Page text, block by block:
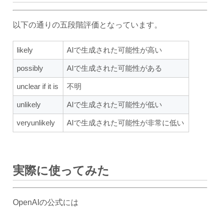
以下の通りの五段階評価となっています。
likely AIで生成された可能性が高い
possibly AIで生成された可能性がある
unclear if it is 不明
unlikely AIで生成された可能性が低い
veryunlikely AIで生成された可能性が非常に低い
実際に使ってみた
OpenAIの公式には